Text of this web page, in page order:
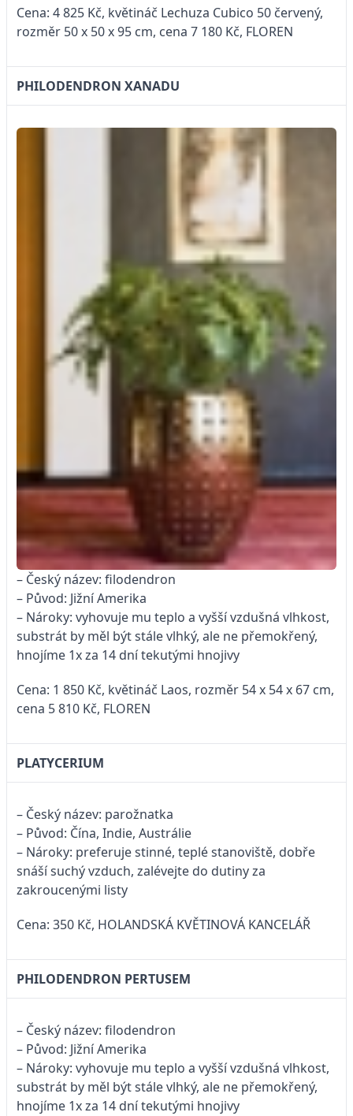
Cena: 4 825 Kč, květináč Lechuza Cubico 50 červený,
rozměr 50 x 50 x 95 cm, cena 7 180 Kč, FLOREN
PHILODENDRON XANADU
– Český název: filodendron
– Původ: Jižní Amerika
– Nároky: vyhovuje mu teplo a vyšší vzdušná vlhkost,
substrát by měl být stále vlhký, ale ne přemokřený,
hnojíme 1x za 14 dní tekutými hnojivy
Cena: 1 850 Kč, květináč Laos, rozměr 54 x 54 x 67 cm,
cena 5 810 Kč, FLOREN
PLATYCERIUM
– Český název: parožnatka
– Původ: Čína, Indie, Austrálie
– Nároky: preferuje stinné, teplé stanoviště, dobře
snáší suchý vzduch, zalévejte do dutiny za
zakroucenými listy
Cena: 350 Kč, HOLANDSKÁ KVĚTINOVÁ KANCELÁŘ
PHILODENDRON PERTUSEM
– Český název: filodendron
– Původ: Jižní Amerika
– Nároky: vyhovuje mu teplo a vyšší vzdušná vlhkost,
substrát by měl být stále vlhký, ale ne přemokřený,
hnojíme 1x za 14 dní tekutými hnojivy